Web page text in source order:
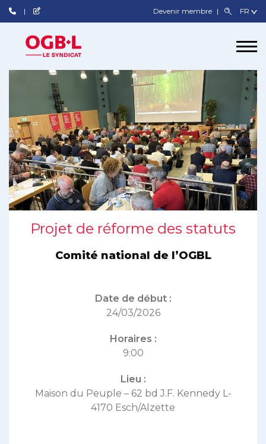
Devenir membre
Projet de réforme des statuts
Comité national de l’OGBL
Date de début :
24/03/2026
Horaires :
9:00
Lieu :
Maison du Peuple – 62 bd J.F. Kennedy L-
4170 Esch/Alzette